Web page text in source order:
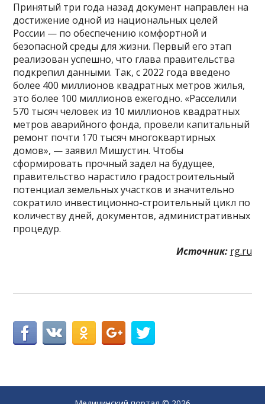
Принятый три года назад документ направлен на
достижение одной из национальных целей
России — по обеспечению комфортной и
безопасной среды для жизни. Первый его этап
реализован успешно, что глава правительства
подкрепил данными. Так, с 2022 года введено
более 400 миллионов квадратных метров жилья,
это более 100 миллионов ежегодно. «Расселили
570 тысяч человек из 10 миллионов квадратных
метров аварийного фонда, провели капитальный
ремонт почти 170 тысяч многоквартирных
домов», — заявил Мишустин. Чтобы
сформировать прочный задел на будущее,
правительство нарастило градостроительный
потенциал земельных участков и значительно
сократило инвестиционно-строительный цикл по
количеству дней, документов, административных
процедур.
Источник: rg.ru